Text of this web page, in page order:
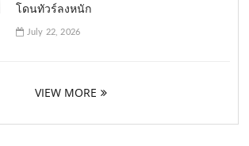
โดนทัวร์ลงหนัก
July 22, 2026
VIEW MORE